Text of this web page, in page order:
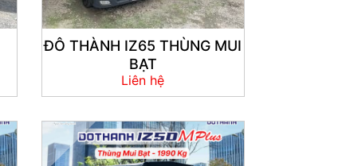
ĐÔ THÀNH IZ65 THÙNG MUI
BẠT
Liên hệ